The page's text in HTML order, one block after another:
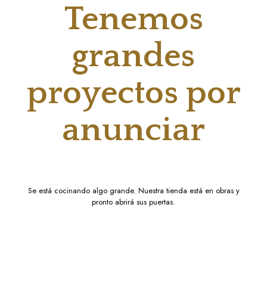
Tenemos
grandes
proyectos por
anunciar
Se está cocinando algo grande. Nuestra tienda está en obras y
pronto abrirá sus puertas.